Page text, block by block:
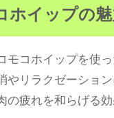
ホイップの
コホイップを使
リラクゼーショ
疲れを和らげる